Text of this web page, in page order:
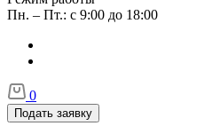
Пн. – Пт.: с 9:00 до 18:00
0
Подать заявку